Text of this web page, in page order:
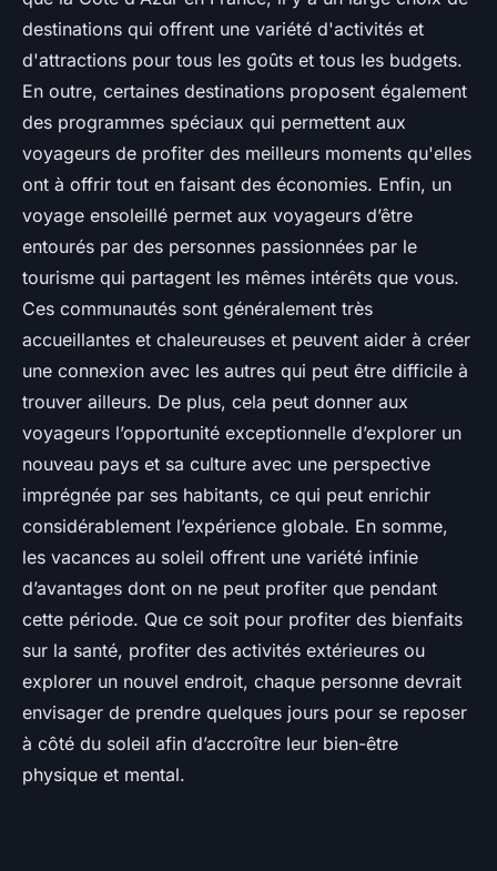
destinations qui offrent une variété d'activités et
d'attractions pour tous les goûts et tous les budgets.
En outre, certaines destinations proposent également
des programmes spéciaux qui permettent aux
voyageurs de profiter des meilleurs moments qu'elles
ont à offrir tout en faisant des économies. Enfin, un
voyage ensoleillé permet aux voyageurs d’être
entourés par des personnes passionnées par le
tourisme qui partagent les mêmes intérêts que vous.
Ces communautés sont généralement très
accueillantes et chaleureuses et peuvent aider à créer
une connexion avec les autres qui peut être difficile à
trouver ailleurs. De plus, cela peut donner aux
voyageurs l’opportunité exceptionnelle d’explorer un
nouveau pays et sa culture avec une perspective
imprégnée par ses habitants, ce qui peut enrichir
considérablement l’expérience globale. En somme,
les vacances au soleil offrent une variété infinie
d’avantages dont on ne peut profiter que pendant
cette période. Que ce soit pour profiter des bienfaits
sur la santé, profiter des activités extérieures ou
explorer un nouvel endroit, chaque personne devrait
envisager de prendre quelques jours pour se reposer
à côté du soleil afin d’accroître leur bien-être
physique et mental.